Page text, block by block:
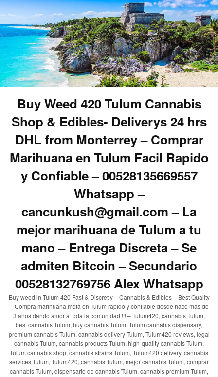
Buy Weed 420 Tulum Cannabis
Shop & Edibles- Deliverys 24 hrs
DHL from Monterrey – Comprar
Marihuana en Tulum Facil Rapido
y Confiable – 00528135669557
Whatsapp –
cancunkush@gmail.com – La
mejor marihuana de Tulum a tu
mano – Entrega Discreta – Se
admiten Bitcoin – Secundario
00528132769756 Alex Whatsapp
Buy weed in Tulum 420 Fast & Discretly – Cannabis & Edibles – Best Quality
– Compra marihuana mota en Tulum rapido y confiable desde hace mas de
3 años dando amor a toda la comunidad !!! – Tulum420, cannabis Tulum,
best cannabis Tulum, buy cannabis Tulum, Tulum cannabis dispensary,
premium cannabis Tulum, cannabis delivery Tulum, Tulum420 reviews, legal
cannabis Tulum, cannabis products Tulum, high-quality cannabis Tulum,
Tulum cannabis shop, cannabis strains Tulum, Tulum420 delivery, cannabis
services Tulum, Tulum420, cannabis Tulum, mejor cannabis Tulum, comprar
cannabis Tulum, dispensario de cannabis Tulum, cannabis premium Tulum,